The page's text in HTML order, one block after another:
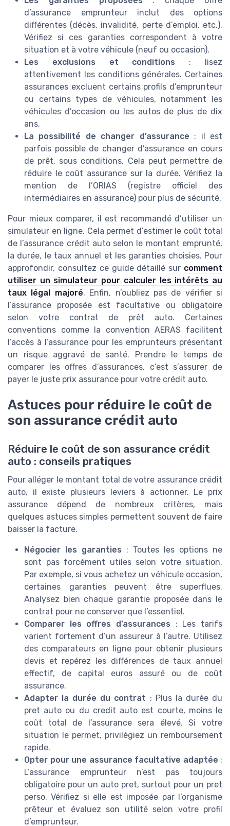
d’assurance emprunteur inclut des options
différentes (décès, invalidité, perte d’emploi, etc.).
Vérifiez si ces garanties correspondent à votre
situation et à votre véhicule (neuf ou occasion).
Les exclusions et conditions : lisez
attentivement les conditions générales. Certaines
assurances excluent certains profils d’emprunteur
ou certains types de véhicules, notamment les
véhicules d’occasion ou les autos de plus de dix
ans.
La possibilité de changer d’assurance : il est
parfois possible de changer d’assurance en cours
de prêt, sous conditions. Cela peut permettre de
réduire le coût assurance sur la durée. Vérifiez la
mention de l’ORIAS (registre officiel des
intermédiaires en assurance) pour plus de sécurité.
Pour mieux comparer, il est recommandé d’utiliser un
simulateur en ligne. Cela permet d’estimer le coût total
de l’assurance crédit auto selon le montant emprunté,
la durée, le taux annuel et les garanties choisies. Pour
approfondir, consultez ce guide détaillé sur comment
utiliser un simulateur pour calculer les intérêts au
taux légal majoré. Enfin, n’oubliez pas de vérifier si
l’assurance proposée est facultative ou obligatoire
selon votre contrat de prêt auto. Certaines
conventions comme la convention AERAS facilitent
l’accès à l’assurance pour les emprunteurs présentant
un risque aggravé de santé. Prendre le temps de
comparer les offres d’assurances, c’est s’assurer de
payer le juste prix assurance pour votre crédit auto.
Astuces pour réduire le coût de
son assurance crédit auto
Réduire le coût de son assurance crédit
auto : conseils pratiques
Pour alléger le montant total de votre assurance crédit
auto, il existe plusieurs leviers à actionner. Le prix
assurance dépend de nombreux critères, mais
quelques astuces simples permettent souvent de faire
baisser la facture.
Négocier les garanties : Toutes les options ne
sont pas forcément utiles selon votre situation.
Par exemple, si vous achetez un véhicule occasion,
certaines garanties peuvent être superflues.
Analysez bien chaque garantie proposée dans le
contrat pour ne conserver que l’essentiel.
Comparer les offres d’assurances : Les tarifs
varient fortement d’un assureur à l’autre. Utilisez
des comparateurs en ligne pour obtenir plusieurs
devis et repérez les différences de taux annuel
effectif, de capital euros assuré ou de coût
assurance.
Adapter la durée du contrat : Plus la durée du
pret auto ou du credit auto est courte, moins le
coût total de l’assurance sera élevé. Si votre
situation le permet, privilégiez un remboursement
rapide.
Opter pour une assurance facultative adaptée :
L’assurance emprunteur n’est pas toujours
obligatoire pour un auto pret, surtout pour un pret
perso. Vérifiez si elle est imposée par l’organisme
prêteur et évaluez son utilité selon votre profil
d’emprunteur.